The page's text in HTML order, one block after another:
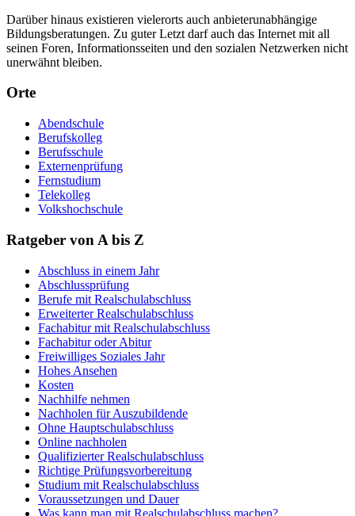
Darüber hinaus existieren vielerorts auch anbieterunabhängige
Bildungsberatungen. Zu guter Letzt darf auch das Internet mit all
seinen Foren, Informationsseiten und den sozialen Netzwerken nicht
unerwähnt bleiben.
Orte
Abendschule
Berufskolleg
Berufsschule
Externenprüfung
Fernstudium
Telekolleg
Volkshochschule
Ratgeber von A bis Z
Abschluss in einem Jahr
Abschlussprüfung
Berufe mit Realschulabschluss
Erweiterter Realschulabschluss
Fachabitur mit Realschulabschluss
Fachabitur oder Abitur
Freiwilliges Soziales Jahr
Hohes Ansehen
Kosten
Nachhilfe nehmen
Nachholen für Auszubildende
Ohne Hauptschulabschluss
Online nachholen
Qualifizierter Realschulabschluss
Richtige Prüfungsvorbereitung
Studium mit Realschulabschluss
Voraussetzungen und Dauer
Was kann man mit Realschulabschluss machen?